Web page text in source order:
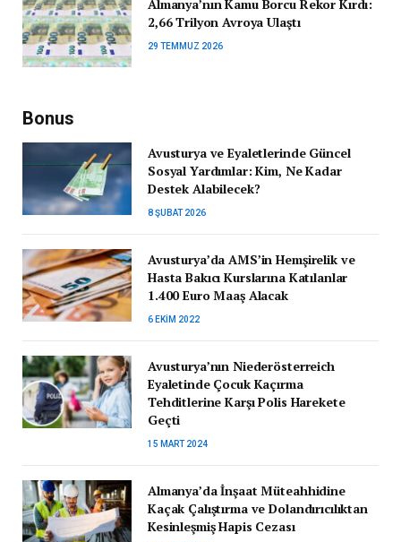
Almanya’nın Kamu Borcu Rekor Kırdı:
2,66 Trilyon Avroya Ulaştı
29 TEMMUZ 2026
Bonus
Avusturya ve Eyaletlerinde Güncel
Sosyal Yardımlar: Kim, Ne Kadar
Destek Alabilecek?
8 ŞUBAT 2026
Avusturya’da AMS’in Hemşirelik ve
Hasta Bakıcı Kurslarına Katılanlar
1.400 Euro Maaş Alacak
6 EKIM 2022
Avusturya’nın Niederösterreich
Eyaletinde Çocuk Kaçırma
Tehditlerine Karşı Polis Harekete
Geçti
15 MART 2024
Almanya’da İnşaat Müteahhidine
Kaçak Çalıştırma ve Dolandırıcılıktan
Kesinleşmiş Hapis Cezası